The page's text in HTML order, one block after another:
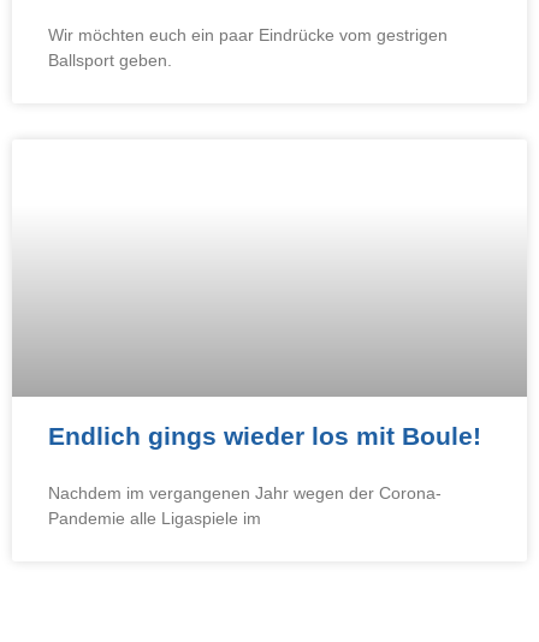
Wir möchten euch ein paar Eindrücke vom gestrigen
Ballsport geben.
Endlich gings wieder los mit Boule!
Nachdem im vergangenen Jahr wegen der Corona-
Pandemie alle Ligaspiele im